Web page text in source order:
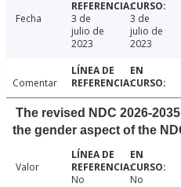
Fecha
3 de
julio de
2023
3 de
julio de
2023
Comentar
The revised NDC 2026-
the gender aspect of the
Valor
No
No